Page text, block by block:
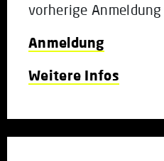
vorherige
Anmeldung
Weitere Infos